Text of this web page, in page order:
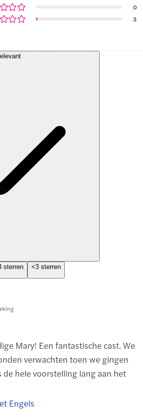
0
3
sterren <3 sterren
Mary! Een fantastische cast. We
verwachten toen we gingen
hele voorstelling lang aan het
Engels